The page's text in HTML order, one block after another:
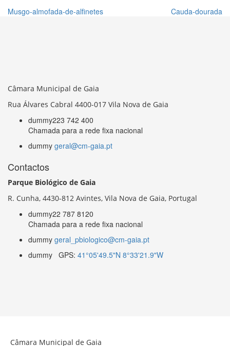
Musgo-almofada-de-alfinetes Cauda-dourada
Câmara Municipal de Gaia
Rua Álvares Cabral 4400-017 Vila Nova de Gaia
dummy223 742 400
Chamada para a rede fixa nacional
dummy geral@cm-gaia.pt
Contactos
Parque Biológico de Gaia
R. Cunha, 4430-812 Avintes, Vila Nova de Gaia, Portugal
dummy22 787 8120
Chamada para a rede fixa nacional
dummy geral_pbiologico@cm-gaia.pt
dummy GPS: 41°05'49.5"N 8°33'21.9"W
Câmara Municipal de Gaia